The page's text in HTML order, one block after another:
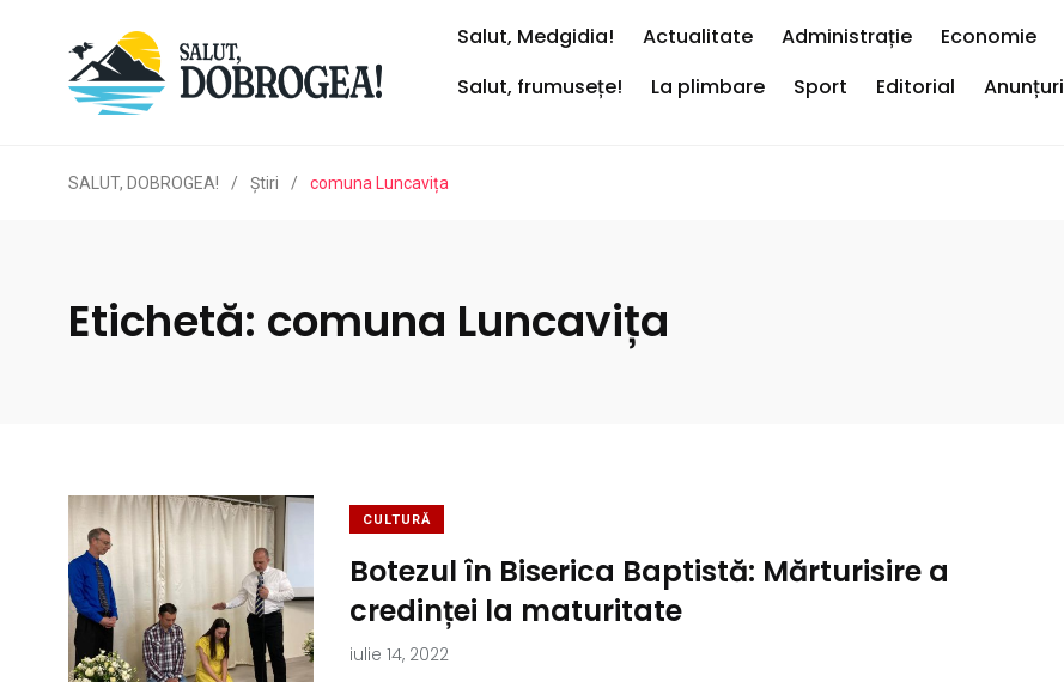
Salut, Medgidia! Actualitate Administrație Economie
Salut, frumusețe!
La plimbare Sport Editorial Anunțuri
SALUT, DOBROGEA! / Ştiri / comuna Luncavița
Etichetă: comuna Luncavița
CULTURĂ
Botezul în Biserica Baptistă: Mărturisire a
credinței la maturitate
iulie 14, 2022